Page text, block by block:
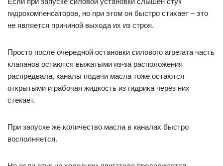
гидрокомпенсаторов, но при этом он быстро стихает – это
не является причиной выхода их из строя.
Просто после очередной остановки силового агрегата часть
клапанов остаются выжатыми из-за расположения
распредвала, каналы подачи масла тоже остаются
открытыми и рабочая жидкость из гидрика через них
стекает.
При запуске же количество масла в каналах быстро
восполняется.